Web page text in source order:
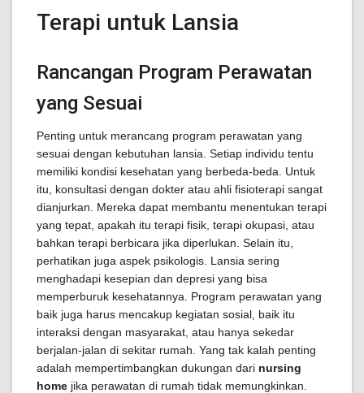
Terapi untuk Lansia
Rancangan Program Perawatan
yang Sesuai
Penting untuk merancang program perawatan yang
sesuai dengan kebutuhan lansia. Setiap individu tentu
memiliki kondisi kesehatan yang berbeda-beda. Untuk
itu, konsultasi dengan dokter atau ahli fisioterapi sangat
dianjurkan. Mereka dapat membantu menentukan terapi
yang tepat, apakah itu terapi fisik, terapi okupasi, atau
bahkan terapi berbicara jika diperlukan. Selain itu,
perhatikan juga aspek psikologis. Lansia sering
menghadapi kesepian dan depresi yang bisa
memperburuk kesehatannya. Program perawatan yang
baik juga harus mencakup kegiatan sosial, baik itu
interaksi dengan masyarakat, atau hanya sekedar
berjalan-jalan di sekitar rumah. Yang tak kalah penting
adalah mempertimbangkan dukungan dari nursing
home jika perawatan di rumah tidak memungkinkan.